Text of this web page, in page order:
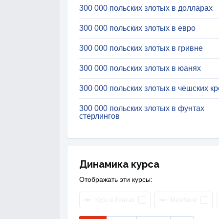
300 000 польских злотых в долларах
300 000 польских злотых в евро
300 000 польских злотых в гривне
300 000 польских злотых в юанях
300 000 польских злотых в чешских
300 000 польских злотых в фунтах
стерлингов
Динамика курса
Отображать эти курсы: